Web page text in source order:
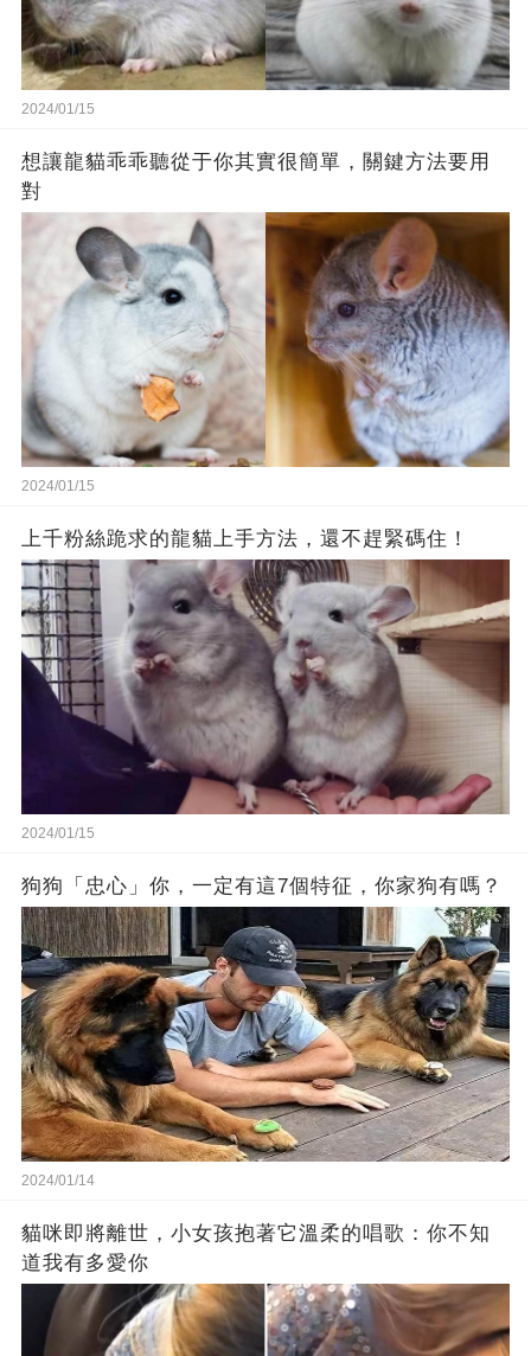
2024/01/15
想讓龍貓乖乖聽從于你其實很簡單，關鍵方法要用
對
2024/01/15
上千粉絲跪求的龍貓上手方法，還不趕緊碼住！
2024/01/15
狗狗「忠心」你，一定有這7個特征，你家狗有嗎？
2024/01/14
貓咪即將離世，小女孩抱著它溫柔的唱歌：你不知
道我有多愛你